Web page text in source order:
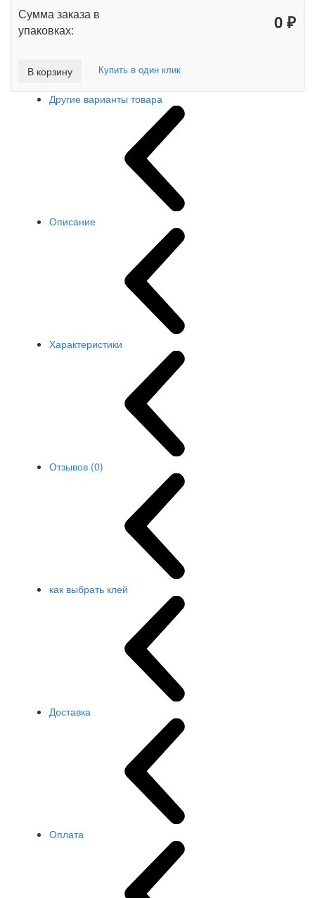
Сумма заказа в
упаковках:
₽
В корзину Купить в один клик
Другие варианты товара
Описание
Характеристики
Отзывов (0)
как выбрать клей
Доставка
Оплата